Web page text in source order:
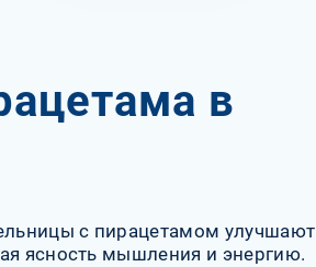
в
с пирацетамом улучшают
ясность мышления и энергию.